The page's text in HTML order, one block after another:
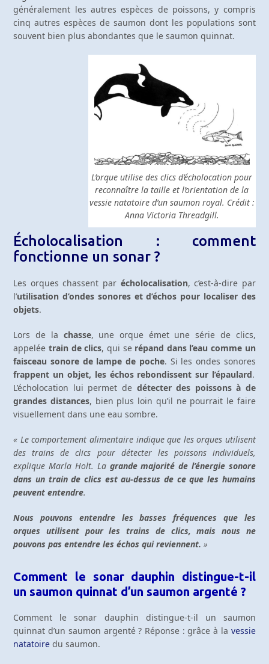
généralement les autres espèces de poissons, y compris
cinq autres espèces de saumon dont les populations sont
souvent bien plus abondantes que le saumon quinnat.
L’orque utilise des clics d’écholocation pour
reconnaître la taille et l’orientation de la
vessie natatoire d’un saumon royal. Crédit :
Anna Victoria Threadgill.
Écholocalisation : comment
fonctionne un sonar ?
Les orques chassent par écholocalisation, c’est-à-dire par
l’utilisation d’ondes sonores et d’échos pour localiser des
objets.
Lors de la chasse, une orque émet une série de clics,
appeléetrain de clics, qui se répand dans l’eau comme un
faisceau sonore de lampe de poche. Si les ondes sonores
frappent un objet, les échos rebondissent sur l’épaulard.
L’écholocation lui permet de détecter des poissons à de
grandes distances, bien plus loin qu’il ne pourrait le faire
visuellement dans une eau sombre.
« Le comportement alimentaire indique que les orques utilisent
des trains de clics pour détecter les poissons individuels,
explique Marla Holt. La grande majorité de l’énergie sonore
dans un train de clics est au-dessus de ce que les humains
peuvent entendre.
Nous pouvons entendre les basses fréquences que les
orques utilisent pour les trains de clics, mais nous ne
pouvons pas entendre les échos qui reviennent.»
Comment le sonar dauphin distingue-t-il
un saumon quinnat d’unsaumon argenté ?
Comment le sonar dauphin distingue-t-il un saumon
quinnat d’un saumon argenté ? Réponse : grâce à la vessie
natatoire du saumon.